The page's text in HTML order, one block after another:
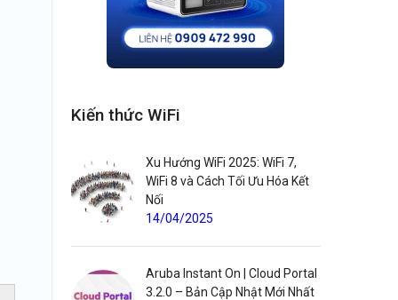
Kiến thức WiFi
Xu Hướng WiFi 2025: WiFi 7,
WiFi 8 và Cách Tối Ưu Hóa Kết
Nối
14/04/2025
Aruba Instant On | Cloud Portal
3.2.0 – Bản Cập Nhật Mới Nhất